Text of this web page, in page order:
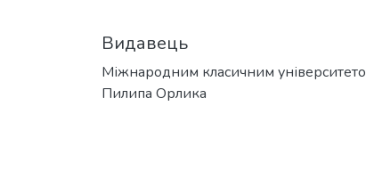
Видавець
Міжнародним класичним
Пилипа Орлика